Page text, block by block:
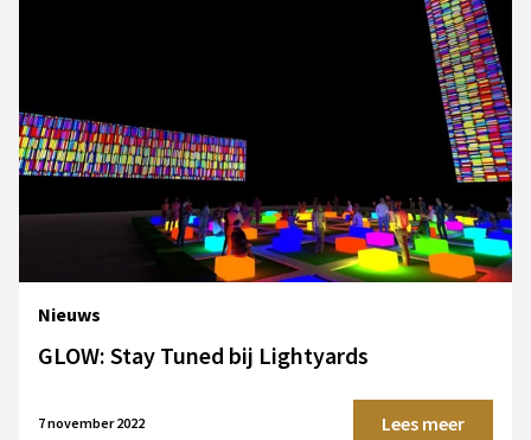
Nieuws
GLOW: Stay Tuned bij Lightyards
7 november 2022 Lees meer